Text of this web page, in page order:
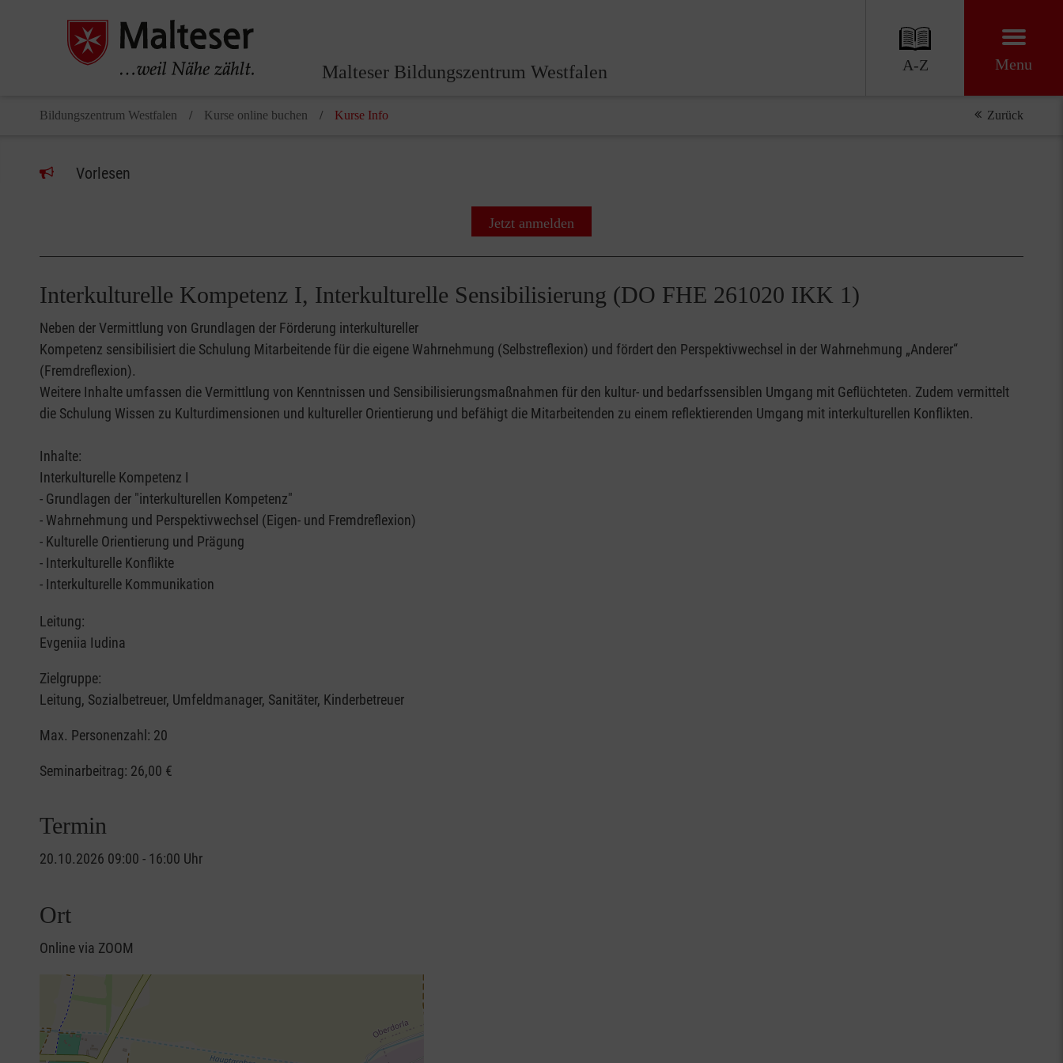
Malteser Bildungszentrum Westfalen A-Z Menu
Bildungszentrum Westfalen Kurse online buchen Kurse Info Zurück
Vorlesen
Jetzt anmelden
Interkulturelle Kompetenz I, Interkulturelle Sensibilisierung (DO FHE 261020 IKK 1)
Neben der Vermittlung von Grundlagen der Förderung interkultureller
Kompetenz sensibilisiert die Schulung Mitarbeitende für die eigene Wahrnehmung (Selbstreflexion) und fördert den Perspektivwechsel in der Wahrnehmung „Anderer“
(Fremdreflexion).
Weitere Inhalte umfassen die Vermittlung von Kenntnissen und Sensibilisierungsmaßnahmen für den kultur- und bedarfssensiblen Umgang mit Geflüchteten. Zudem vermittelt
die Schulung Wissen zu Kulturdimensionen und kultureller Orientierung und befähigt die Mitarbeitenden zu einem reflektierenden Umgang mit interkulturellen Konflikten.
Inhalte:
Interkulturelle Kompetenz I
- Grundlagen der "interkulturellen Kompetenz"
- Wahrnehmung und Perspektivwechsel (Eigen- und Fremdreflexion)
- Kulturelle Orientierung und Prägung
- Interkulturelle Konflikte
- Interkulturelle Kommunikation
Leitung:
Evgeniia Iudina
Zielgruppe:
Leitung, Sozialbetreuer, Umfeldmanager, Sanitäter, Kinderbetreuer
Max. Personenzahl: 20
Seminarbeitrag: 26,00 €
Termin
20.10.2026 09:00 - 16:00 Uhr
Ort
Online via ZOOM